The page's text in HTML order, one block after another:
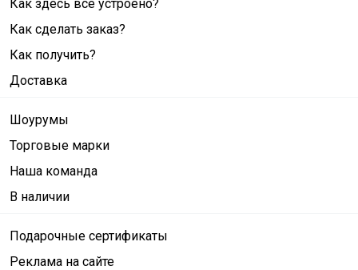
Как здесь все устроено?
Как сделать заказ?
Как получить?
Доставка
Шоурумы
Торговые марки
Наша команда
В наличии
Подарочные сертификаты
Реклама на сайте